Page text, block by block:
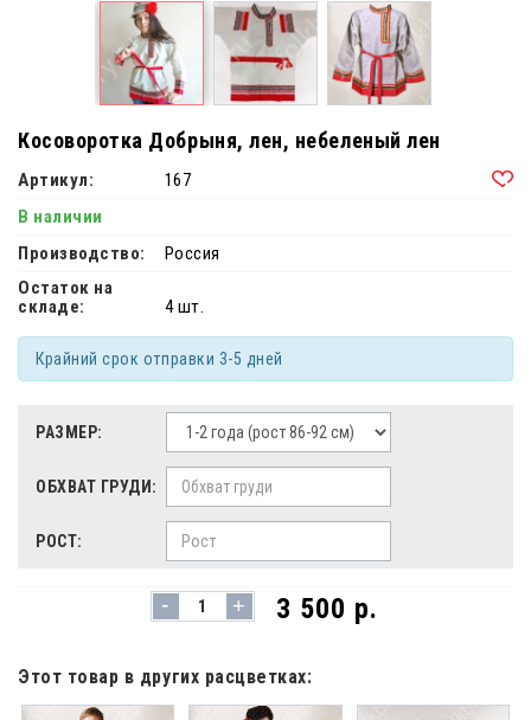
Косоворотка Добрыня, лен, небеленый лен
Артикул:
167
В наличии
Производство:
Россия
Остаток на
складе:
4 шт.
Крайний срок отправки 3-5 дней
РАЗМЕР:
ОБХВАТ ГРУДИ:
РОСТ:
- + 3 500 р.
Этот товар в других расцветках: